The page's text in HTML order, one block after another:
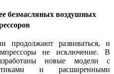
безмасляных воздушных
продолжают развиваться, и
не исключение. В
новые модели с
и расширенными